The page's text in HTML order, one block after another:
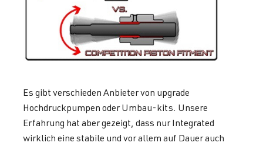
Es gibt verschieden Anbieter von upgrade
Hochdruckpumpen oder Umbau-kits. Unsere
Erfahrung hat aber gezeigt, dass nur Integrated
wirklich eine stabile und vor allem auf Dauer auch